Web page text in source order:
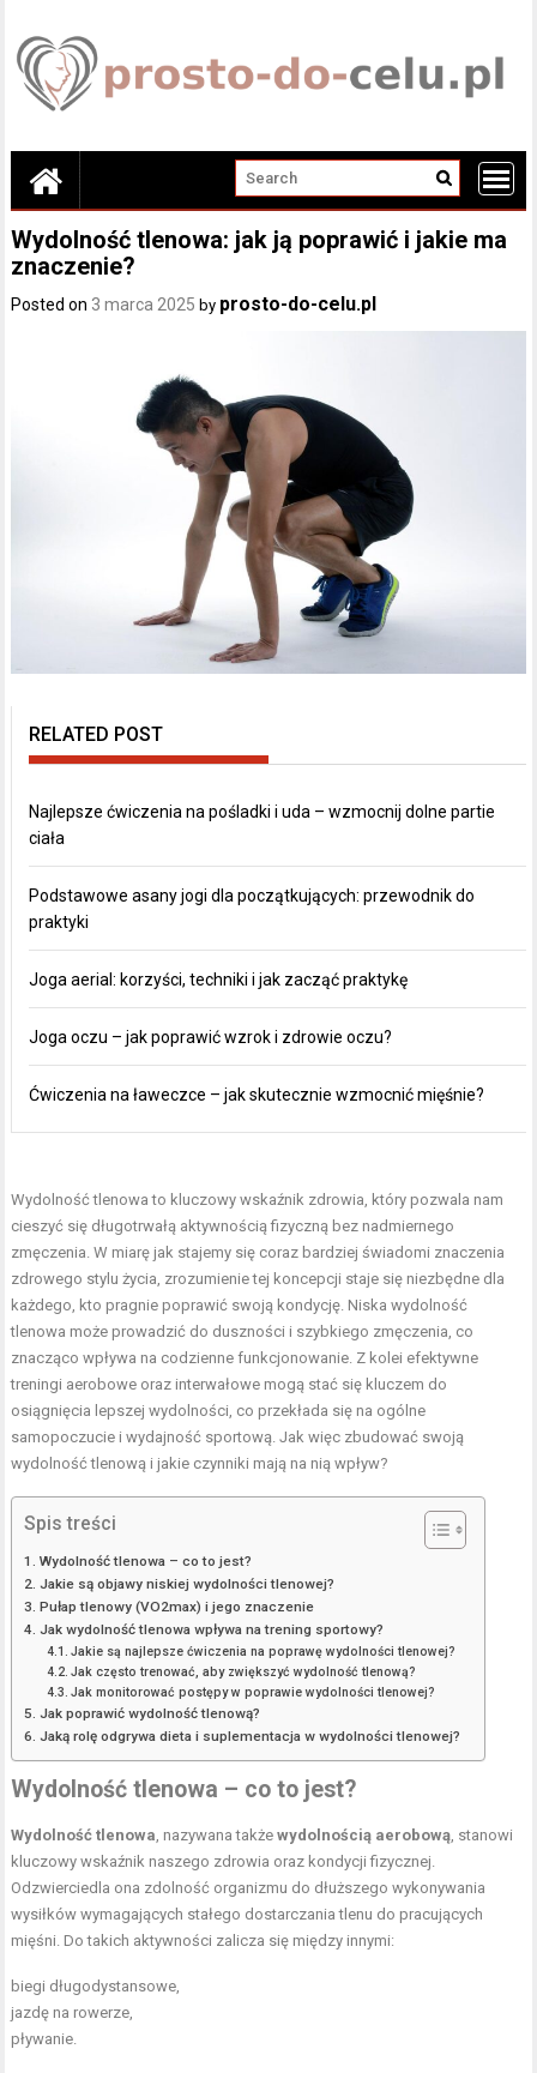
content
Wydolność tlenowa: jak ją poprawić i jakie ma
znaczenie?
Posted on 3 marca 2025 by prosto-do-celu.pl
RELATED POST
Najlepsze ćwiczenia na pośladki i uda – wzmocnij dolne partie
ciała
Podstawowe asany jogi dla początkujących: przewodnik do
praktyki
Joga aerial: korzyści, techniki i jak zacząć praktykę
Joga oczu – jak poprawić wzrok i zdrowie oczu?
Ćwiczenia na ławeczce – jak skutecznie wzmocnić mięśnie?
Wydolność tlenowa to kluczowy wskaźnik zdrowia, który pozwala nam
cieszyć się długotrwałą aktywnością fizyczną bez nadmiernego
zmęczenia. W miarę jak stajemy się coraz bardziej świadomi znaczenia
zdrowego stylu życia, zrozumienie tej koncepcji staje się niezbędne dla
każdego, kto pragnie poprawić swoją kondycję. Niska wydolność
tlenowa może prowadzić do duszności i szybkiego zmęczenia, co
znacząco wpływa na codzienne funkcjonowanie. Z kolei efektywne
treningi aerobowe oraz interwałowe mogą stać się kluczem do
osiągnięcia lepszej wydolności, co przekłada się na ogólne
samopoczucie i wydajność sportową. Jak więc zbudować swoją
wydolność tlenową i jakie czynniki mają na nią wpływ?
Spis treści
Wydolność tlenowa – co to jest?
Jakie są objawy niskiej wydolności tlenowej?
Pułap tlenowy (VO2max) i jego znaczenie
Jak wydolność tlenowa wpływa na trening sportowy?
Jakie są najlepsze ćwiczenia na poprawę wydolności tlenowej?
Jak często trenować, aby zwiększyć wydolność tlenową?
Jak monitorować postępy w poprawie wydolności tlenowej?
Jak poprawić wydolność tlenową?
Jaką rolę odgrywa dieta i suplementacja w wydolności tlenowej?
Wydolność tlenowa – co to jest?
Wydolność tlenowa, nazywana takżewydolnością aerobową, stanowi
kluczowy wskaźnik naszego zdrowia oraz kondycji fizycznej.
Odzwierciedla ona zdolność organizmu do dłuższego wykonywania
wysiłków wymagających stałego dostarczania tlenu do pracujących
mięśni. Do takich aktywności zalicza się między innymi:
biegi długodystansowe,
jazdę na rowerze,
pływanie.